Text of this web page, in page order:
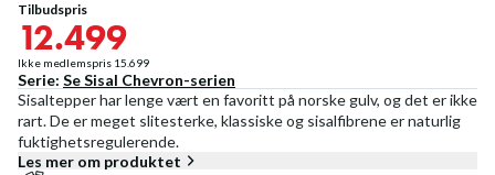
Tilbudspris
12.499
Ikke medlemspris 15.699
Serie: SeSisal Chevron-serien
Sisaltepper har lenge vært en favoritt på norske gulv, og det er ikke
rart. De er meget slitesterke, klassiske og sisalfibrene er naturlig
fuktighetsregulerende.
Les mer om produktet